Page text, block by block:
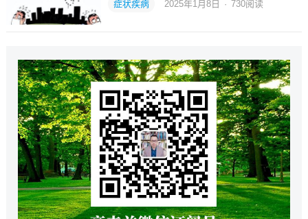
症状疾病 2025年1月8日 · 730阅读